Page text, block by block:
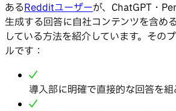
あるRedditユーザーが、ChatGPT・
生成する回答に自社コンテンツを含め
している方法を紹介しています。その
ルです：
導入部に明確で直接的な回答を